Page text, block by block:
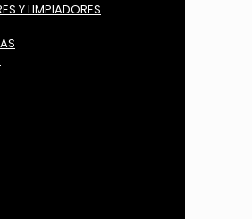
Y LIMPIADORES